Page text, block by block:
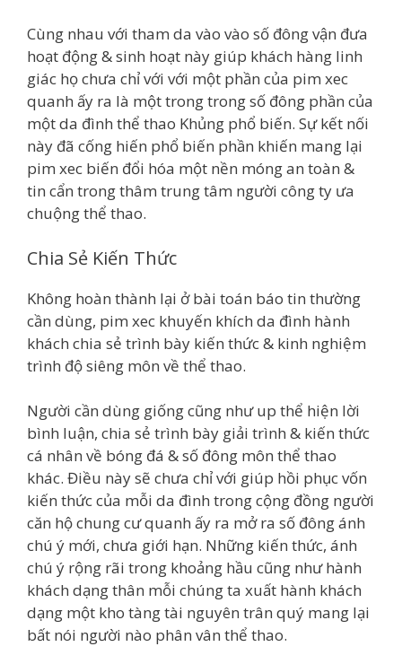
Cùng nhau với tham da vào vào số đông vận đưa
hoạt động & sinh hoạt này giúp khách hàng linh
giác họ chưa chỉ với với một phần của pim xec
quanh ấy ra là một trong trong số đông phần của
một da đình thể thao Khủng phổ biến. Sự kết nối
này đã cống hiến phổ biến phần khiến mang lại
pim xec biến đổi hóa một nền móng an toàn &
tin cẩn trong thâm trung tâm người công ty ưa
chuộng thể thao.
Chia Sẻ Kiến Thức
Không hoàn thành lại ở bài toán báo tin thường
cần dùng, pim xec khuyến khích da đình hành
khách chia sẻ trình bày kiến thức & kinh nghiệm
trình độ siêng môn về thể thao.
Người cần dùng giống cũng như up thể hiện lời
bình luận, chia sẻ trình bày giải trình & kiến thức
cá nhân về bóng đá & số đông môn thể thao
khác. Điều này sẽ chưa chỉ với giúp hồi phục vốn
kiến thức của mỗi da đình trong cộng đồng người
căn hộ chung cư quanh ấy ra mở ra số đông ánh
chú ý mới, chưa giới hạn. Những kiến thức, ánh
chú ý rộng rãi trong khoảng hầu cũng như hành
khách dạng thân mỗi chúng ta xuất hành khách
dạng một kho tàng tài nguyên trân quý mang lại
bất nói người nào phân vân thể thao.